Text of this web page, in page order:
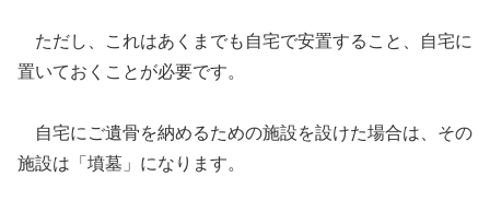
ただし、これはあくまでも自宅で安置すること、自宅に
置いておくことが必要です。
自宅にご遺骨を納めるための施設を設けた場合は、その
施設は「墳墓」になります。